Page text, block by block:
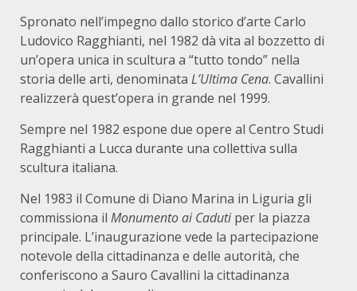
Spronato nell’impegno dallo storico d’arte Carlo
Ludovico Ragghianti, nel 1982 dà vita al bozzetto di
un’opera unica in scultura a “tutto tondo” nella
storia delle arti, denominata L’Ultima Cena. Cavallini
realizzerà quest’opera in grande nel 1999.
Sempre nel 1982 espone due opere al Centro Studi
Ragghianti a Lucca durante una collettiva sulla
scultura italiana.
Nel 1983 il Comune di Diano Marina in Liguria gli
commissiona il Monumento ai Caduti per la piazza
principale. L’inaugurazione vede la partecipazione
notevole della cittadinanza e delle autorità, che
conferiscono a Sauro Cavallini la cittadinanza